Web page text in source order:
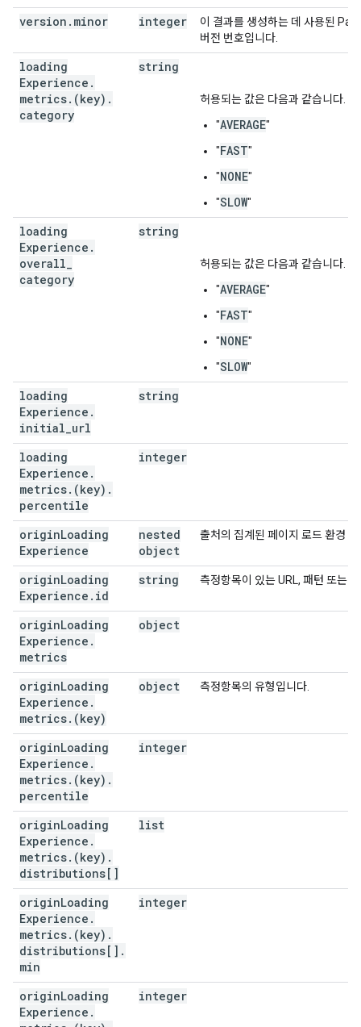
version . minor integer
이 결과를 생성하는 데 사용된
버전 번호입니다.
loading
Experience .
metrics. (key) .
category
string
허용되는 값은 다음과 같습니다.
"AVERAGE"
"FAST"
"NONE"
"SLOW"
loading
Experience .
overall
category
string
허용되는 값은 다음과 같습니다.
"AVERAGE"
"FAST"
"NONE"
"SLOW"
loading
Experience .
initial url
string
loading
Experience .
metrics. (key) .
percentile
integer
originLoading
Experience
nested
object
출처의 집계된 페이지 로드 환경
originLoading
Experience . id
string 측정항목이 있는 URL, 패턴 또는
originLoading
Experience .
metrics
object
originLoading
Experience .
metrics. (key)
object 측정항목의 유형입니다.
originLoading
Experience .
metrics. (key) .
percentile
integer
originLoading
Experience .
metrics. (key) .
distributions[]
list
originLoading
Experience .
metrics. (key) .
distributions[] .
min
integer
originLoading
Experience .
integer